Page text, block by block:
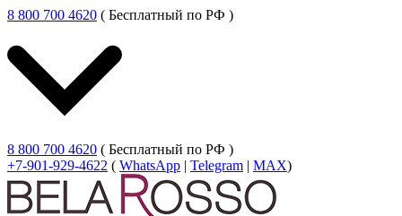
8 800 700 4620 ( Бесплатный по РФ )
8 800 700 4620 ( Бесплатный по РФ )
+7-901-929-4622 ( WhatsApp | Telegram | MAX)